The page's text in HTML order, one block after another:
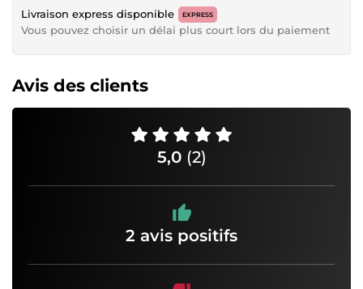
Livraison express disponible EXPRESS
Vous pouvez choisir un délai plus court lors du paiement
Avis des clients
5,0 (2)
2 avis positifs